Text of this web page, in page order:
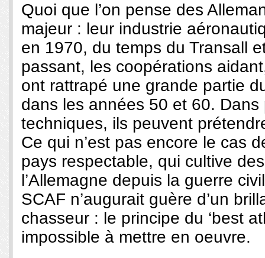
Quoi que l’on pense des
majeur : leur industrie
en 1970, du temps du Transall
passant, les coopérations
ont rattrapé une grande partie
dans les années 50 et 60.
techniques, ils peuvent
Ce qui n’est pas encore le cas
pays respectable, qui cultive
l’Allemagne depuis la guerre
SCAF n’augurait guère d’un
chasseur : le principe du ‘best
impossible à mettre en oeuvre.